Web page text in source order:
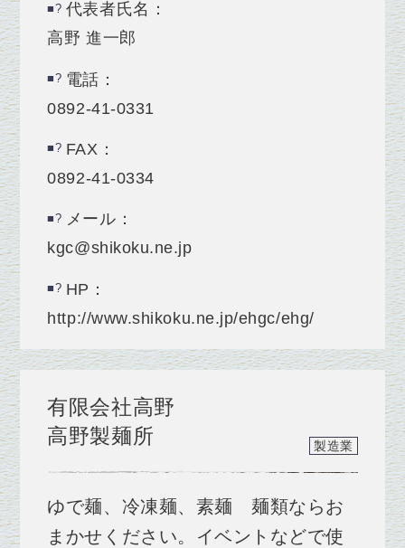
代表者氏名：
高野 進一郎
電話：
0892-41-0331
FAX：
0892-41-0334
メール：
kgc@shikoku.ne.jp
HP：
http://www.shikoku.ne.jp/ehgc/ehg/
有限会社高野
高野製麺所
製造業
ゆで麺、冷凍麺、素麺 麺類ならお
まかせください。イベントなどで使